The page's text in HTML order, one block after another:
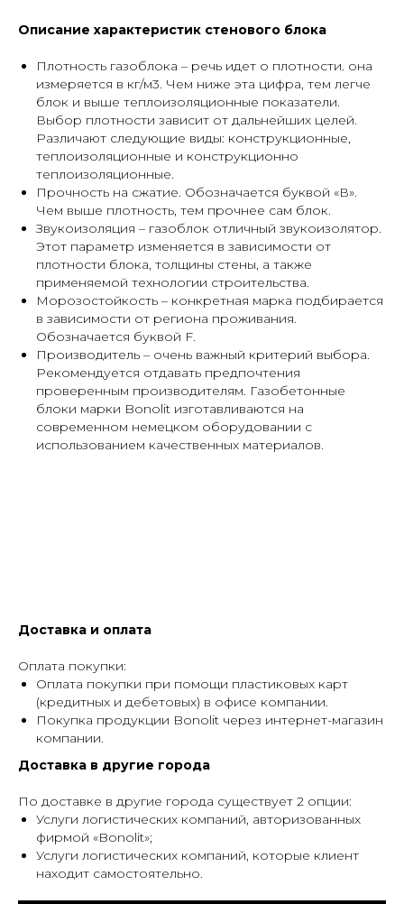
Описание характеристик стенового блока
Плотность газоблока – речь идет о плотности. она
измеряется в кг/м3. Чем ниже эта цифра, тем легче
блок и выше теплоизоляционные показатели.
Выбор плотности зависит от дальнейших целей.
Различают следующие виды: конструкционные,
теплоизоляционные и конструкционно
теплоизоляционные.
Прочность на сжатие. Обозначается буквой «В».
Чем выше плотность, тем прочнее сам блок.
Звукоизоляция – газоблок отличный звукоизолятор.
Этот параметр изменяется в зависимости от
плотности блока, толщины стены, а также
применяемой технологии строительства.
Морозостойкость – конкретная марка подбирается
в зависимости от региона проживания.
Обозначается буквой F.
Производитель – очень важный критерий выбора.
Рекомендуется отдавать предпочтения
проверенным производителям. Газобетонные
блоки марки Bonolit изготавливаются на
современном немецком оборудовании с
использованием качественных материалов.
Доставка и оплата
Оплата покупки:
Оплата покупки при помощи пластиковых карт
(кредитных и дебетовых) в офисе компании.
Покупка продукции Bonolit через интернет-магазин
компании.
Доставка в другие города
По доставке в другие города существует 2 опции:
Услуги логистических компаний, авторизованных
фирмой «Bonolit»;
Услуги логистических компаний, которые клиент
находит самостоятельно.